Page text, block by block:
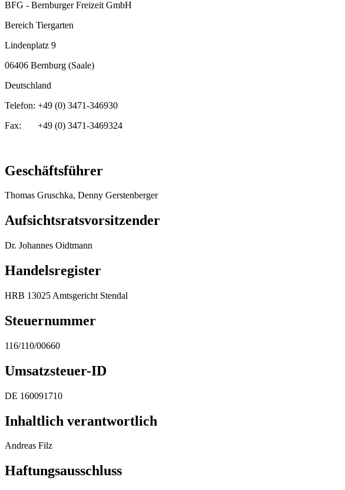
BFG - Bernburger Freizeit GmbH
Bereich Tiergarten
Lindenplatz 9
06406 Bernburg (Saale)
Deutschland
Telefon: +49 (0) 3471-346930
Fax: +49 (0) 3471-3469324
Geschäftsführer
Thomas Gruschka, Denny Gerstenberger
Aufsichtsratsvorsitzender
Dr. Johannes Oidtmann
Handelsregister
HRB 13025 Amtsgericht Stendal
Steuernummer
116/110/00660
Umsatzsteuer-ID
DE 160091710
Inhaltlich verantwortlich
Andreas Filz
Haftungsausschluss